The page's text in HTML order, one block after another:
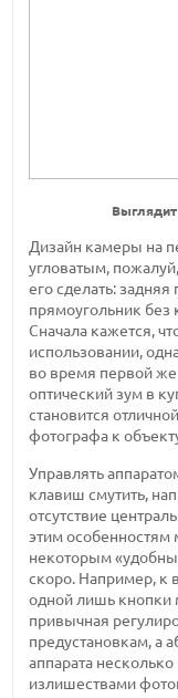
Выглядит
Дизайн камеры на
угловатым,
его сделать:
прямоугольник без
Сначала кажется,
использовании,
во время первой же
оптический зум в
становится
фотографа к
Управлять
клавиш смутить,
отсутствие
этим особенностям
некоторым
скоро. Например, к
одной лишь кнопки
привычная
предустановкам, а
аппарата
излишествами